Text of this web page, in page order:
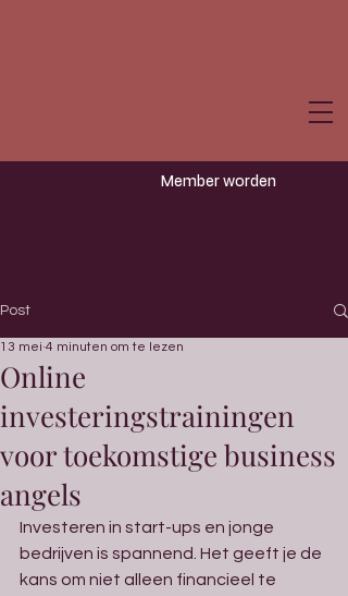
Member worden
Post
Online
investeringstrainingen
voor toekomstige business
angels
13 mei 4 minuten om te lezen
Investeren in start-ups en jonge
bedrijven is spannend. Het geeft je de
kans om niet alleen financieel te